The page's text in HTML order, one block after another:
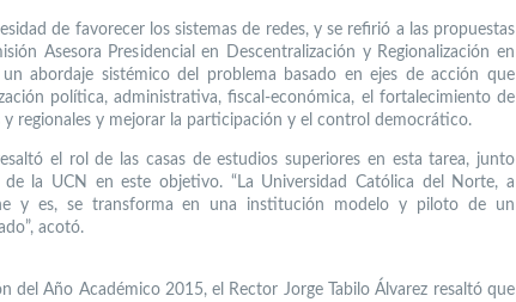
de favorecer los sistemas de redes, y se refirió a las propuestas
Asesora Presidencial en Descentralización y Regionalización en
abordaje sistémico del problema basado en ejes de acción que
política, administrativa, fiscal-económica, el fortalecimiento de
y regionales y mejorar la participación y el control democrático.
el rol de las casas de estudios superiores en esta tarea, junto
la UCN en este objetivo. “La Universidad Católica del Norte, a
y es, se transforma en una institución modelo y piloto de un
acotó.
del Año Académico 2015, el Rector Jorge Tabilo Álvarez resaltó que